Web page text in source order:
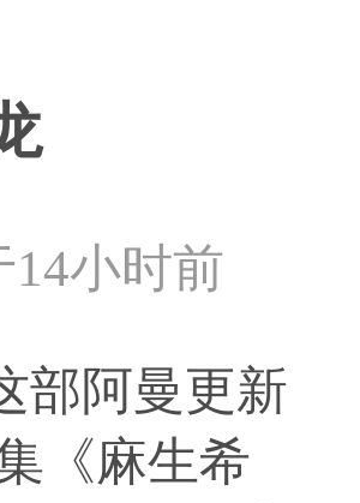
14小时前
部阿曼更新
《麻生希